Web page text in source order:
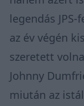
legendás
az év végén
szeretett
Johnny
miután az